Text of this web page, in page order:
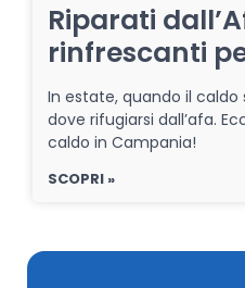
Riparati
rinfrescanti
In estate, quando il caldo
dove rifugiarsi dall’afa.
caldo in Campania!
SCOPRI »